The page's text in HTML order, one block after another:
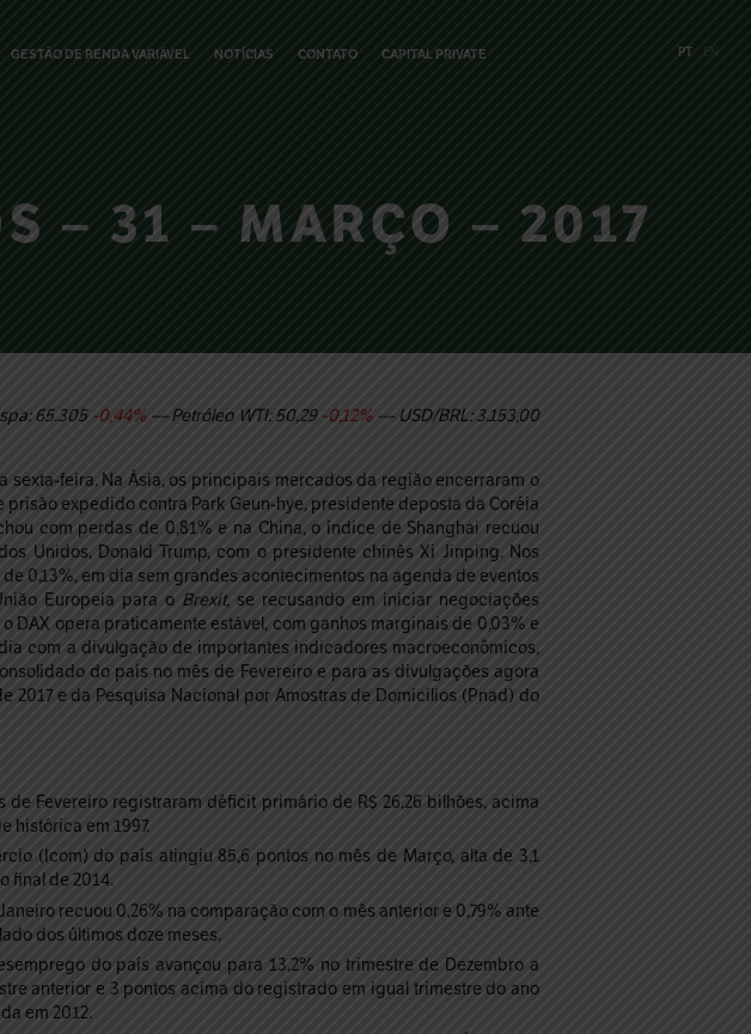
GESTÃO DE RENDA VARIÁVEL NOTÍCIAS CONTATO CAPITAL PRIVATE PT EN
– 31 – MARÇO – 2017
65.305 -0,44%— Petróleo WTI: 50,29 -0,12%— USD/BRL: 3.153,00
feira. Na Ásia, os principais mercados da região encerraram o
expedido contra Park Geun-hye, presidente deposta da Coréia
com perdas de 0,81% e na China, o índice de Shanghai recuou
Unidos, Donald Trump, com o presidente chinês Xi Jinping. Nos
0,13%, em dia sem grandes acontecimentos na agenda de eventos
Europeia para o Brexit, se recusando em iniciar negociações
DAX opera praticamente estável, com ganhos marginais de 0,03% e
com a divulgação de importantes indicadores macroeconômicos,
do país no mês de Fevereiro e para as divulgações agora
e da Pesquisa Nacional por Amostras de Domicílios (Pnad) do
Fevereiro registraram déficit primário de R$ 26,26 bilhões, acima
histórica em 1997.
(Icom) do país atingiu 85,6 pontos no mês de Março, alta de 3,1
final de 2014.
recuou 0,26% na comparação com o mês anterior e 0,79% ante
dos últimos doze meses.
do país avançou para 13,2% no trimestre de Dezembro a
anterior e 3 pontos acima do registrado em igual trimestre do ano
em 2012.